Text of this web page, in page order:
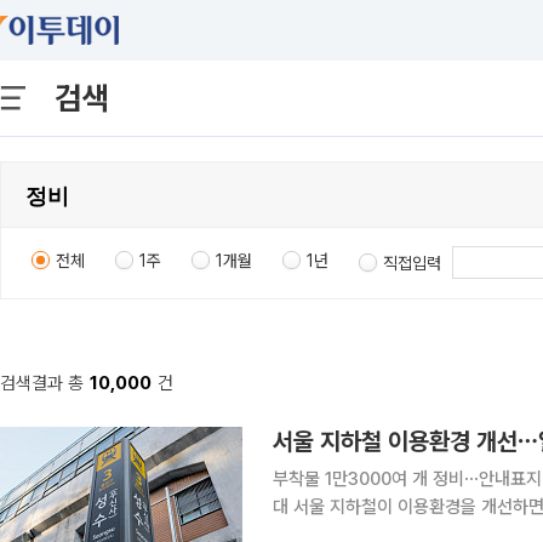
검색
전체 1주 1개월 1년 직접입력
검색결과 총 10,000 건
서울 지하철 이용환경 개선
부착물 1만3000여 개 정비⋯안내표
대 서울 지하철이 이용환경을 개선하면서 시민이 일상에서 체감할 수 있는 변화를 만들고 있다. 서